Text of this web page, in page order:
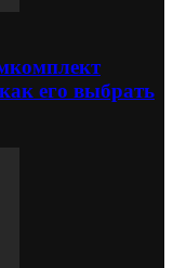
его выбрать